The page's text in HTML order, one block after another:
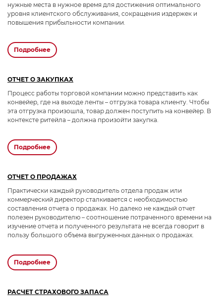
нужные места в нужное время для достижения оптимального
уровня клиентского обслуживания, сокращения издержек и
повышения прибыльности компании.
подробнее
ОТЧЕТ О ЗАКУПКАХ
Процесс работы торговой компании можно представить как
конвейер, где на выходе ленты – отгрузка товара клиенту. Чтобы
эта отгрузка произошла, товар должен поступить на конвейер. В
контексте ритейла – должна произойти закупка.
подробнее
ОТЧЕТ О ПРОДАЖАХ
Практически каждый руководитель отдела продаж или
коммерческий директор сталкивается с необходимостью
составления отчета о продажах. Но далеко не каждый отчет
полезен руководителю – соотношение потраченного времени на
изучение отчета и полученного результата не всегда говорит в
пользу большого объема выгруженных данных о продажах.
подробнее
РАСЧЕТ СТРАХОВОГО ЗАПАСА